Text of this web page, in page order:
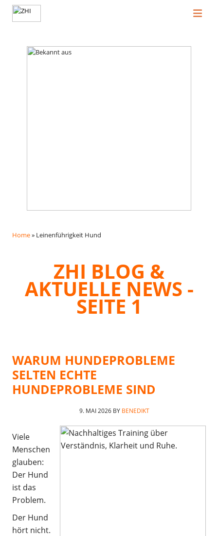
Home» Leinenführigkeit Hund
ZHI BLOG &
AKTUELLE NEWS -
SEITE 1
WARUM HUNDEPROBLEME
SELTEN ECHTE
HUNDEPROBLEME SIND
9. MAI 2026BY BENEDIKT
Viele
Menschen
glauben:
Der Hund
ist das
Problem.
Der Hund
hört nicht.